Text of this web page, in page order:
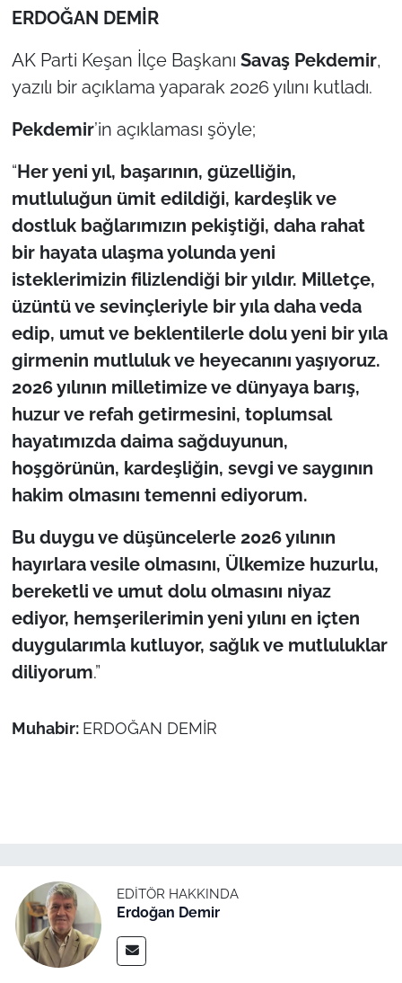
ERDOĞAN DEMİR
AK Parti Keşan İlçe Başkanı Savaş Pekdemir,
yazılı bir açıklama yaparak 2026 yılını kutladı.
Pekdemir’in açıklaması şöyle;
“Her yeni yıl, başarının, güzelliğin,
mutluluğun ümit edildiği, kardeşlik ve
dostluk bağlarımızın pekiştiği, daha rahat
bir hayata ulaşma yolunda yeni
isteklerimizin filizlendiği bir yıldır. Milletçe,
üzüntü ve sevinçleriyle bir yıla daha veda
edip, umut ve beklentilerle dolu yeni bir yıla
girmenin mutluluk ve heyecanını yaşıyoruz.
2026 yılının milletimize ve dünyaya barış,
huzur ve refah getirmesini, toplumsal
hayatımızda daima sağduyunun,
hoşgörünün, kardeşliğin, sevgi ve saygının
hakim olmasını temenni ediyorum.
Bu duygu ve düşüncelerle 2026 yılının
hayırlara vesile olmasını, Ülkemize huzurlu,
bereketli ve umut dolu olmasını niyaz
ediyor, hemşerilerimin yeni yılını en içten
duygularımla kutluyor, sağlık ve mutluluklar
diliyorum.”
Muhabir: ERDOĞAN DEMİR
EDITÖR HAKKINDA
Erdoğan Demir
TEKİRDAĞ
KIRKLARELİ
ÇANAKKALE
TÜRKİYE
Bölge
Güvenlik
Genel
Politika
Flaş Haber
Dış Haberler
Magazin
İş Dünyası
Bilim Teknoloji
English News
Canlı Maç